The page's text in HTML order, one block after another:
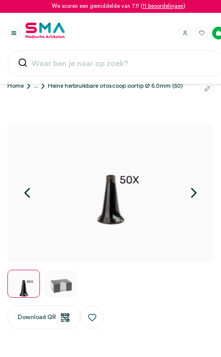
We scoren een gemiddelde van 7.1! (11 beoordelingen)
Home ... Heine herbruikbare otoscoop oortip Ø 5.0mm (50)
Download QR